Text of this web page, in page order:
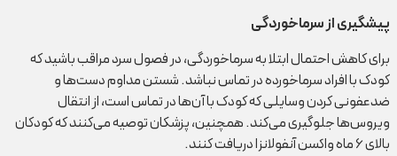
پیشگیری از سرماخوردگی
برای کاهش احتمال ابتلا به سرماخوردگی، در فصول سرد مراقب باشید که
کودک با افراد سرماخورده در تماس نباشد. شستن مداوم دست‌ها و
ضدعفونی کردن وسایلی که کودک با آن‌ها در تماس است، از انتقال
ویروس‌ها جلوگیری می‌کند. همچنین، پزشکان توصیه می‌کنند که کودکان
بالای ۶ ماه واکسن آنفولانزا دریافت کنند.